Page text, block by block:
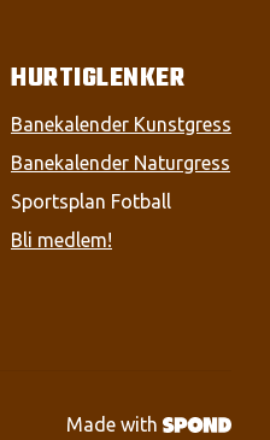
HURTIGLENKER
Banekalender Kunstgress
Banekalender Naturgress
Sportsplan Fotball
Bli medlem!
Made with